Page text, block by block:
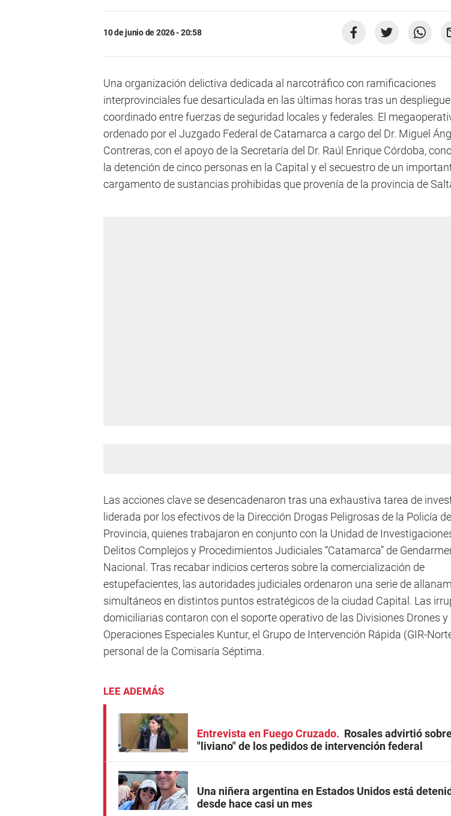
10 de junio de 2026 - 20:58
Una organización delictiva dedicada al narcotráfico con ramificaciones
interprovinciales fue desarticulada en las últimas horas tras un despliegue
coordinado entre fuerzas de seguridad locales y federales. El
ordenado por el Juzgado Federal de Catamarca a cargo del Dr. Miguel
Contreras, con el apoyo de la Secretaría del Dr. Raúl Enrique Córdoba,
la detención de cinco personas en la Capital y el secuestro de un
cargamento de sustancias prohibidas que provenía de la provincia de
Las acciones clave se desencadenaron tras una exhaustiva tarea de
liderada por los efectivos de la Dirección Drogas Peligrosas de la Policía
Provincia, quienes trabajaron en conjunto con la Unidad de
Delitos Complejos y Procedimientos Judiciales “Catamarca” de
Nacional. Tras recabar indicios certeros sobre la comercialización de
estupefacientes, las autoridades judiciales ordenaron una serie de
simultáneos en distintos puntos estratégicos de la ciudad Capital. Las
domiciliarias contaron con el soporte operativo de las Divisiones Drones y
Operaciones Especiales Kuntur, el Grupo de Intervención Rápida (GIR-
personal de la Comisaría Séptima.
LEE ADEMÁS
Entrevista en Fuego Cruzado
Rosales advirtió
"liviano" de los pedidos de intervención federal
Una niñera argentina en Estados Unidos está
desde hace casi un mes